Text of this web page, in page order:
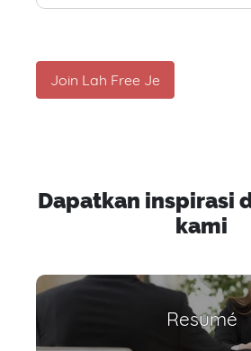
Join Lah Free Je
Dapatkan inspirasi
kami
Resumé